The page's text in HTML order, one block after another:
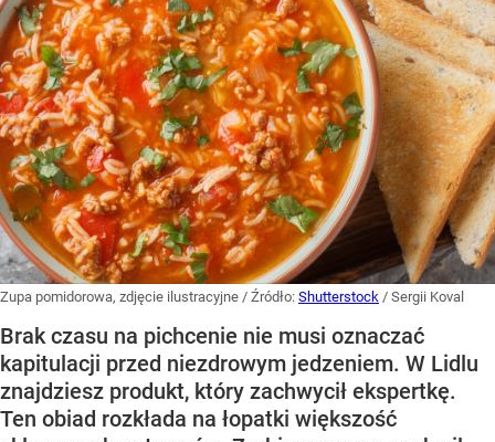
Zupa pomidorowa, zdjęcie ilustracyjne / Źródło: Shutterstock / Sergii Koval
Brak czasu na pichcenie nie musi oznaczać
kapitulacji przed niezdrowym jedzeniem. W Lidlu
znajdziesz produkt, który zachwycił ekspertkę.
Ten obiad rozkłada na łopatki większość